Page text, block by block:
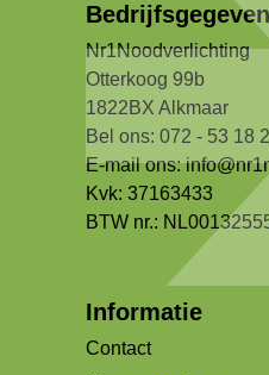
Nr1Noodverlichting
Otterkoog 99b
1822BX Alkmaar
Bel ons: 072 - 53 18
E-mail ons:
Kvk: 37163433
BTW nr.:
Informatie
Contact